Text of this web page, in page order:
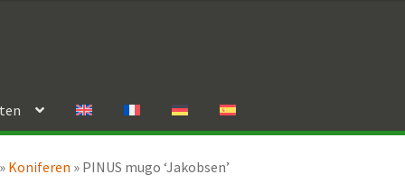
» Koniferen » PINUS mugo ‘Jakobsen’